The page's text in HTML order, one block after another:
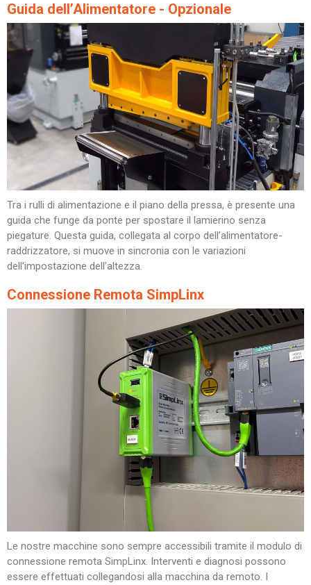
Guida dell’Alimentatore - Opzionale
Tra i rulli di alimentazione e il piano della pressa, è presente una
guida che funge da ponte per spostare il lamierino senza
piegature. Questa guida, collegata al corpo dell’alimentatore-
raddrizzatore, si muove in sincronia con le variazioni
dell’impostazione dell’altezza.
Connessione Remota SimpLinx
Le nostre macchine sono sempre accessibili tramite il modulo di
connessione remota SimpLinx. Interventi e diagnosi possono
essere effettuati collegandosi alla macchina da remoto. I